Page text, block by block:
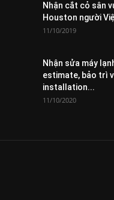
Nhận cắt cỏ sân
Houston người
11/10/2019
Nhận sửa máy
estimate, bảo trì
installation...
11/10/2020